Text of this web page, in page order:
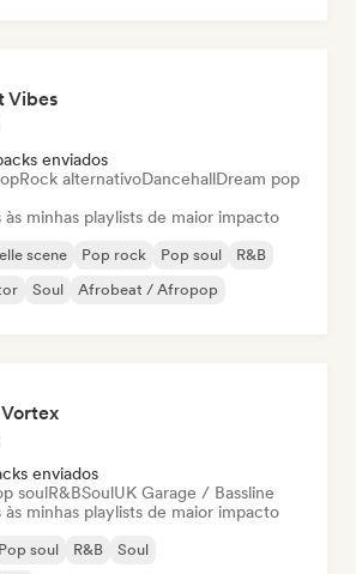
Vibes
enviados
Rock alternativoDancehallDream pop
minhas playlists de maior impacto
scene Pop rock Pop soul
R&B
Soul Afrobeat / Afropop
enviados
soulR&BSoulUK Garage / Bassline
minhas playlists de maior impacto
Pop soul R&B
Soul